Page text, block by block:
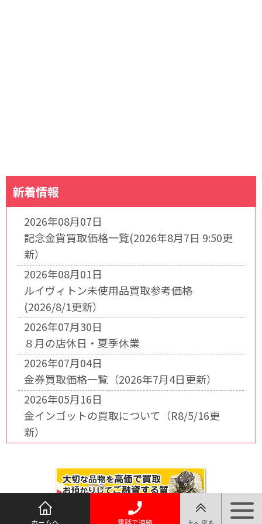
新着情報
2026年08月07日
記念金貨買取価格一覧(2026年8月7日 9:50更
新）
2026年08月01日
ルイヴィトン未使用品買取参考価格
(2026/8/1更新）
2026年07月30日
８月の店休日・夏季休業
2026年07月04日
金券買取価格一覧（2026年7月4日更新）
2026年05月16日
金インゴットの買取について（R8/5/16更
新）
ホームへ 電話で連絡